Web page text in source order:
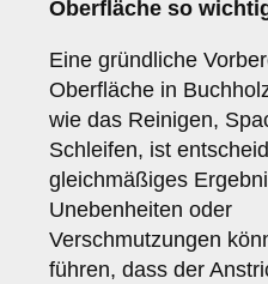
Oberfläche so
Eine gründliche
Oberfläche in
wie das Reinigen,
Schleifen, ist
gleichmäßiges
Unebenheiten oder
Verschmutzungen
führen, dass der